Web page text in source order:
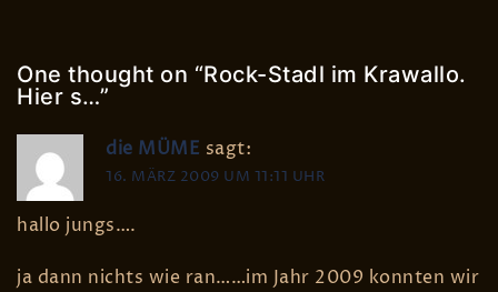
One thought on “Rock-Stadl im Krawallo.
Hier s…”
die MÜME sagt:
16. MÄRZ 2009 UM 11:11 UHR
hallo jungs….
ja dann nichts wie ran……im Jahr 2009 konnten wir